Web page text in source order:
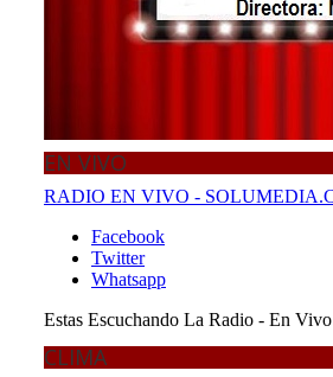
EN VIVO
CLIMA